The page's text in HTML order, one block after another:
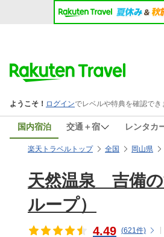
国内宿泊 交通＋宿 レンタカ
楽天トラベルトップ 全国 岡山県
天然温泉 吉備
ループ）
4.49 (621件)